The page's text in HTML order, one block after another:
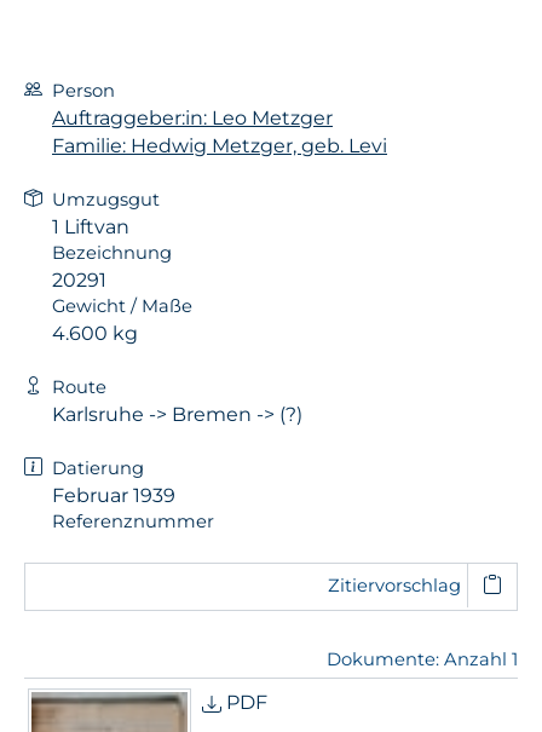
Person
Auftraggeber:in: Leo Metzger
Familie: Hedwig Metzger, geb. Levi
Umzugsgut
1 Liftvan
Bezeichnung
20291
Gewicht / Maße
4.600 kg
Route
Karlsruhe -> Bremen -> (?)
Datierung
Februar 1939
Referenznummer
Zitiervorschlag
Dokumente: Anzahl 1
PDF